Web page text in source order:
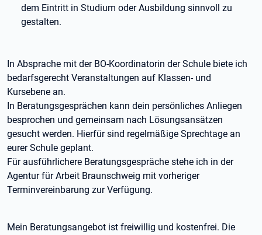
dem Eintritt in Studium oder Ausbildung sinnvoll zu
gestalten.
In Absprache mit der BO-Koordinatorin der Schule biete ich
bedarfsgerecht Veranstaltungen auf Klassen- und
Kursebene an.
In Beratungsgesprächen kann dein persönliches Anliegen
besprochen und gemeinsam nach Lösungsansätzen
gesucht werden. Hierfür sind regelmäßige Sprechtage an
eurer Schule geplant.
Für ausführlichere Beratungsgespräche stehe ich in der
Agentur für Arbeit Braunschweig mit vorheriger
Terminvereinbarung zur Verfügung.
Mein Beratungsangebot ist freiwillig und kostenfrei. Die